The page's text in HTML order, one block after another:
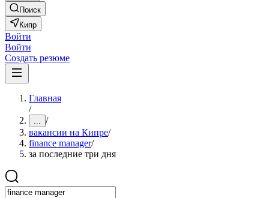
Поиск
Кипр
Войти
Войти
Создать резюме
Главная
/
... /
вакансии на Кипре/
finance manager/
за последние три дня